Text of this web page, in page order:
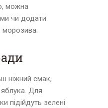
можна
чи додати
морозива.
ніжний смак,
Для
підійдуть зелені